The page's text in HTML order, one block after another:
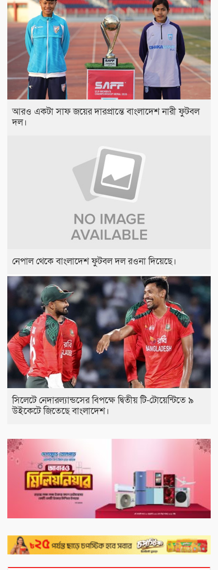
আরও একটা সাফ জয়ের দারপ্রান্তে বাংলাদেশ নারী ফুটবল
দল।
নেপাল থেকে বাংলাদেশ ফুটবল দল রওনা দিয়েছে।
সিলেটে নেদারল্যান্ডসের বিপক্ষে দ্বিতীয় টি-টোয়েন্টিতে ৯
উইকেটে জিতেছে বাংলাদেশ।